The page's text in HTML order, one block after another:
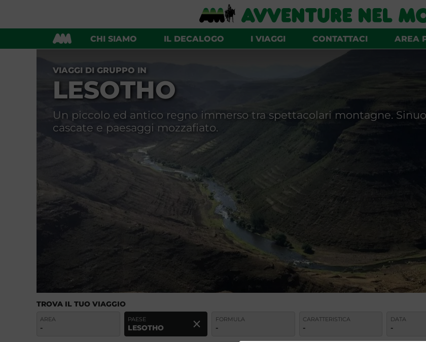
CHI SIAMO IL DECALOGO I VIAGGI CONTATTACI AREA
VIAGGI DI GRUPPO IN
LESOTHO
Un piccolo ed antico regno immerso tra spettacolari montagne.
cascate e paesaggi mozzafiato.
TROVA IL TUO VIAGGIO
AREA
-
PAESE
LESOTHO
FORMULA
-
CARATTERISTICA
-
DATA
-